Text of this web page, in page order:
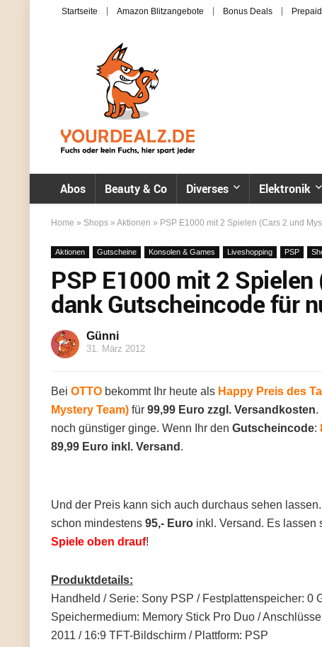
Startseite Amazon Blitzangebote Bonus Deals
Abos Beauty & Co Diverses Elektronik
Home » Shops » Aktionen » PSP E1000 mit 2 Spielen (Cars 2 und
Aktionen Gutscheine Konsolen & Games Liveshopping PSP
PSP E1000 mit 2
dank Gutscheincode für
Günni
31. März 2012
Bei OTTO bekommt Ihr heute als Happy Preis des
Mystery Team) für 99,99 Euro zzgl. Versandkosten.
noch günstiger ginge. Wenn Ihr den Gutscheincode:
89,99 Euro inkl. Versand .
Und der Preis kann sich auch durchaus sehen
schon mindestens 95,- Euro inkl. Versand. Es lassen
Spiele oben drauf!
Produktdetails:
Handheld / Serie: Sony PSP / Festplattenspeicher: 0
Speichermedium: Memory Stick Pro Duo /
2011 / 16:9 TFT-Bildschirm / Plattform: PSP